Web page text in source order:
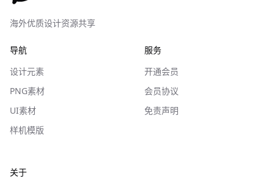
海外优质设计资源共享
导航
设计元素
PNG素材
UI素材
样机模版
服务
开通会员
会员协议
免责声明
关于